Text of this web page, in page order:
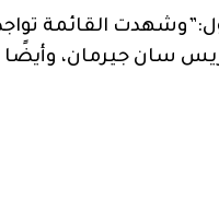
القائمة
سان جيرمان، وأيضًا